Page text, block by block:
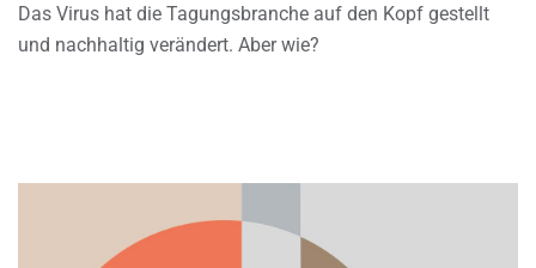
Das Virus hat die Tagungsbranche auf den Kopf gestellt
und nachhaltig verändert. Aber wie?